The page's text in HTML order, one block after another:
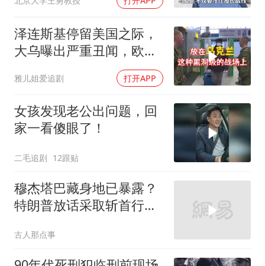
泽连斯基停留美国之际，
大乌曝出严重丑闻，欧洲
雅儿姐爱追剧 打开APP
女孩发现老公出问题，回
家一看傻眼了！
二毛追剧 12跟贴
穆杰塔巴藏身地已暴露？
特朗普放话采取斩首行
古人那点事